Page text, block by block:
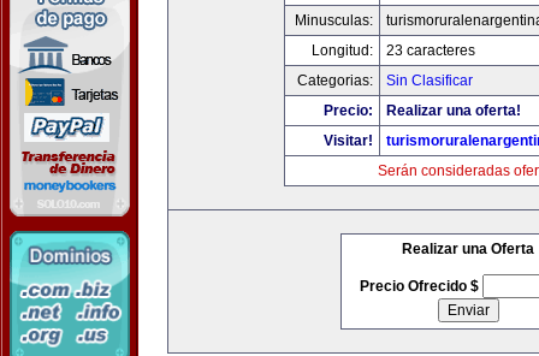
Minusculas:
Longitud:
23 caracteres
Categorias:
Sin Clasificar
Precio:
Realizar una oferta!
Visitar!
Serán consideradas
Realizar una Oferta
Precio Ofrecido $